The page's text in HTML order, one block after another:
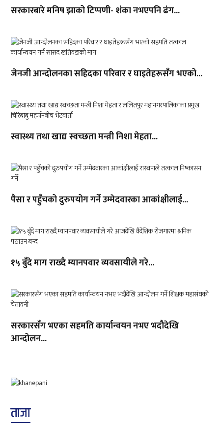
सरकारबारे मनिष झाको टिप्पणी- शंका नभएपनि ढंग...
जेनजी आन्दोलनका सहिदका परिवार र घाइतेहरूसँग भएको...
स्वास्थ्य तथा खाद्य स्वच्छता मन्त्री निशा मेहता...
पैसा र पहुँचको दुरुपयोग गर्ने उम्मेदवारका आकांक्षीलाई...
१५ बुँदे माग राख्दै म्यानपवार व्यवसायीले गरे...
सरकारसँग भएका सहमति कार्यान्वयन नभए भदौदेखि
आन्दोलन...
ताजा